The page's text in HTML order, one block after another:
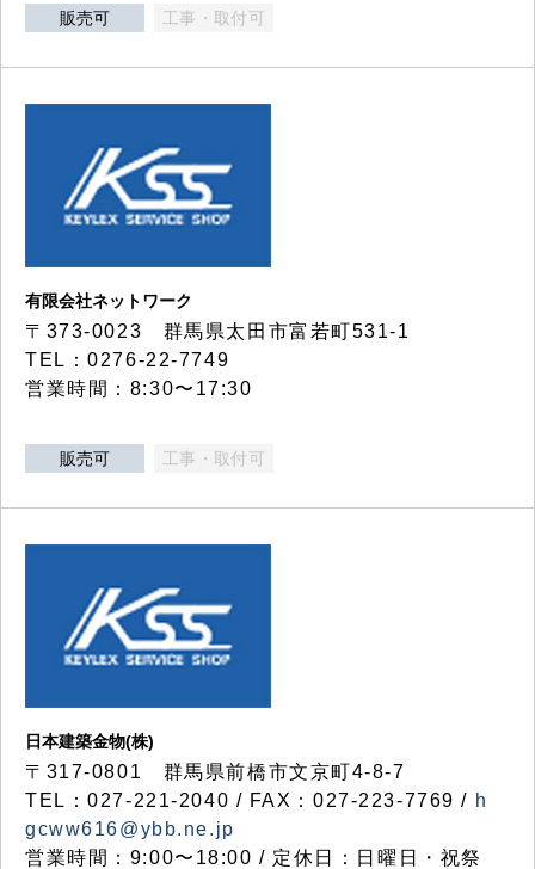
販売可 工事・取付可
有限会社ネットワーク
〒373-0023 群馬県太田市富若町531-1
TEL：0276-22-7749
営業時間：8:30〜17:30
販売可 工事・取付可
日本建築金物(株)
〒317‐0801 群馬県前橋市文京町4-8-7
TEL：027-221-2040 / FAX：027-223-7769 / h
gcww616@ybb.ne.jp
営業時間：9:00〜18:00 / 定休日：日曜日・祝祭